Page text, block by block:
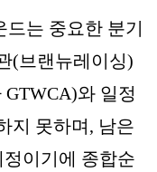
는 중요한 분기
(브랜뉴레이싱)
와 일정
지 못하며, 남은
이기에 종합순